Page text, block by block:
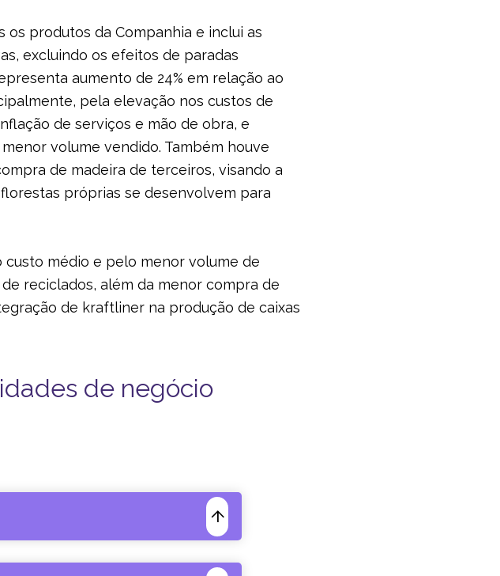
produtos da Companhia e inclui as
excluindo os efeitos de paradas
aumento de 24% em relação ao
pela elevação nos custos de
de serviços e mão de obra, e
volume vendido. Também houve
de madeira de terceiros, visando a
próprias se desenvolvem para
médio e pelo menor volume de
reciclados, além da menor compra de
de kraftliner na produção de caixas
de negócio